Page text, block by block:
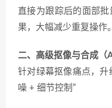
直接为跟踪后的面部
果，大幅减少重复操作。
二、高级抠像与合成（
针对绿幕抠像痛点，升
噪 + 细节控制”